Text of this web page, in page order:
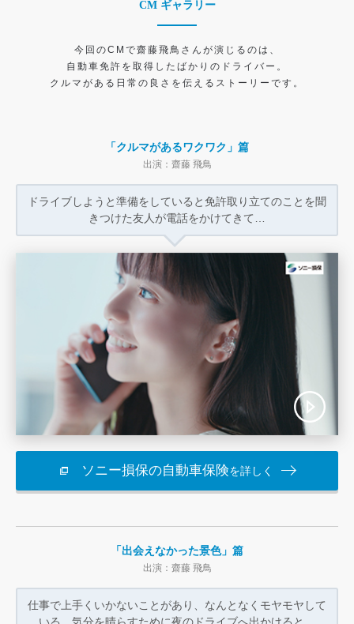
CM ギャラリー
今回のCMで齋藤飛鳥さんが演じるのは、
自動車免許を取得したばかりのドライバー。
クルマがある日常の良さを伝えるストーリーです。
「クルマがあるワクワク」篇
出演：齋藤 飛鳥
ドライブしようと準備をしていると免許取り立てのことを聞
きつけた友人が電話をかけてきて…
ソニー損保の自動車保険を詳しく
「出会えなかった景色」篇
出演：齋藤 飛鳥
仕事で上手くいかないことがあり、なんとなく モヤモヤして
いる。気分を晴らすために夜のドライブへ出かけると…